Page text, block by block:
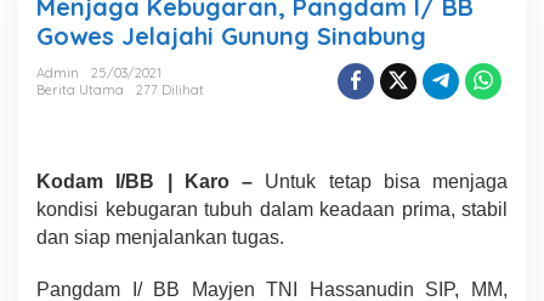
Menjaga Kebugaran, Pangdam I/ BB
Gowes Jelajahi Gunung Sinabung
Admin
25/03/2021
Berita Utama
277 Dilihat
Kodam I/BB | Karo – Untuk tetap bisa menjaga
kondisi kebugaran tubuh dalam keadaan prima, stabil
dan siap menjalankan tugas.
Pangdam I/ BB Mayjen TNI Hassanudin SIP, MM,